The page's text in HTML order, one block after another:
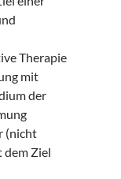
Therapie
mit
der
(nicht
dem Ziel